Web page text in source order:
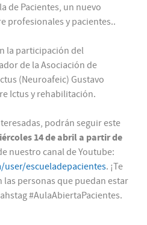
de Pacientes, un nuevo
profesionales y pacientes..
la participación del
de la Asociación de
(Neuroafeic) Gustavo
Ictus y rehabilitación.
podrán seguir este
14 de abril a partir de
nuestro canal de Youtube:
escueladepacientes. ¡Te
personas que puedan estar
#AulaAbiertaPacientes.